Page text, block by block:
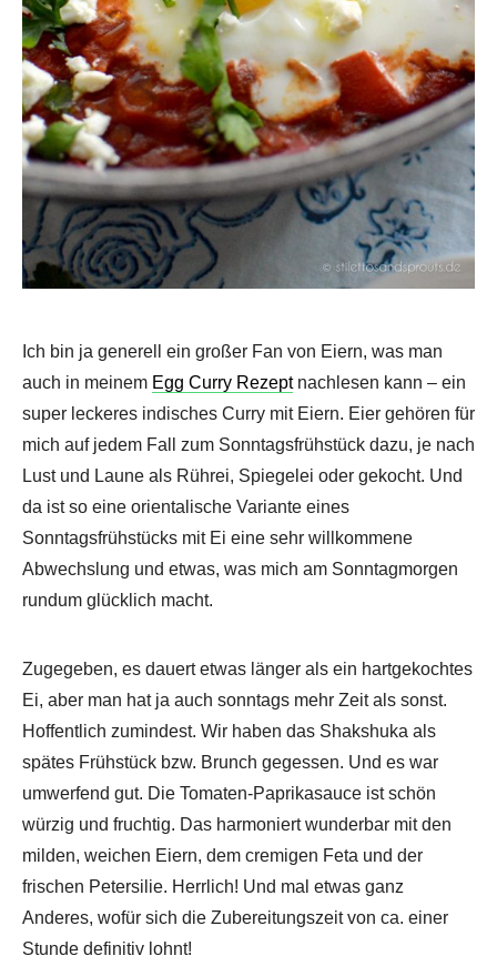
Ich bin ja generell ein großer Fan von Eiern, was man
auch in meinem Egg Curry Rezeptnachlesen kann – ein
super leckeres indisches Curry mit Eiern. Eier gehören für
mich auf jedem Fall zum Sonntagsfrühstück dazu, je nach
Lust und Laune als Rührei, Spiegelei oder gekocht. Und
da ist so eine orientalische Variante eines
Sonntagsfrühstücks mit Ei eine sehr willkommene
Abwechslung und etwas, was mich am Sonntagmorgen
rundum glücklich macht.
Zugegeben, es dauert etwas länger als ein hartgekochtes
Ei, aber man hat ja auch sonntags mehr Zeit als sonst.
Hoffentlich zumindest. Wir haben das Shakshuka als
spätes Frühstück bzw. Brunch gegessen. Und es war
umwerfend gut. Die Tomaten-Paprikasauce ist schön
würzig und fruchtig. Das harmoniert wunderbar mit den
milden, weichen Eiern, dem cremigen Feta und der
frischen Petersilie. Herrlich! Und mal etwas ganz
Anderes, wofür sich die Zubereitungszeit von ca. einer
Stunde definitiv lohnt!